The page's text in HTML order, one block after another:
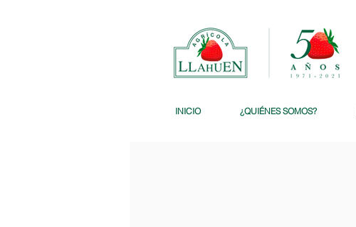
INICIO ¿QUIÉNES SOMOS?